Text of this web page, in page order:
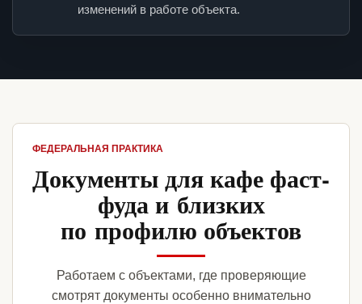
изменений в работе объекта.
ФЕДЕРАЛЬНАЯ ПРАКТИКА
Документы для кафе фаст-
фуда и близких
по профилю объектов
Работаем с объектами, где проверяющие
смотрят документы особенно внимательно